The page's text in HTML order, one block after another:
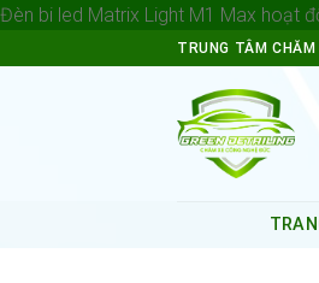
Đèn bi led Matrix Light M1 Max hoạt
TRUNG TÂM